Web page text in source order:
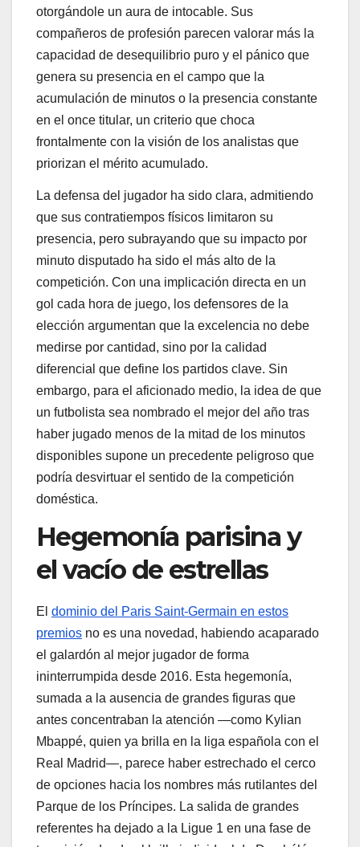
otorgándole un aura de intocable. Sus
compañeros de profesión parecen valorar más la
capacidad de desequilibrio puro y el pánico que
genera su presencia en el campo que la
acumulación de minutos o la presencia constante
en el once titular, un criterio que choca
frontalmente con la visión de los analistas que
priorizan el mérito acumulado.
La defensa del jugador ha sido clara, admitiendo
que sus contratiempos físicos limitaron su
presencia, pero subrayando que su impacto por
minuto disputado ha sido el más alto de la
competición. Con una implicación directa en un
gol cada hora de juego, los defensores de la
elección argumentan que la excelencia no debe
medirse por cantidad, sino por la calidad
diferencial que define los partidos clave. Sin
embargo, para el aficionado medio, la idea de que
un futbolista sea nombrado el mejor del año tras
haber jugado menos de la mitad de los minutos
disponibles supone un precedente peligroso que
podría desvirtuar el sentido de la competición
doméstica.
Hegemonía parisina y
el vacío de estrellas
El dominio del Paris Saint-Germain en estos
premios no es una novedad, habiendo acaparado
el galardón al mejor jugador de forma
ininterrumpida desde 2016. Esta hegemonía,
sumada a la ausencia de grandes figuras que
antes concentraban la atención —como Kylian
Mbappé, quien ya brilla en la liga española con el
Real Madrid—, parece haber estrechado el cerco
de opciones hacia los nombres más rutilantes del
Parque de los Príncipes. La salida de grandes
referentes ha dejado a la Ligue 1 en una fase de